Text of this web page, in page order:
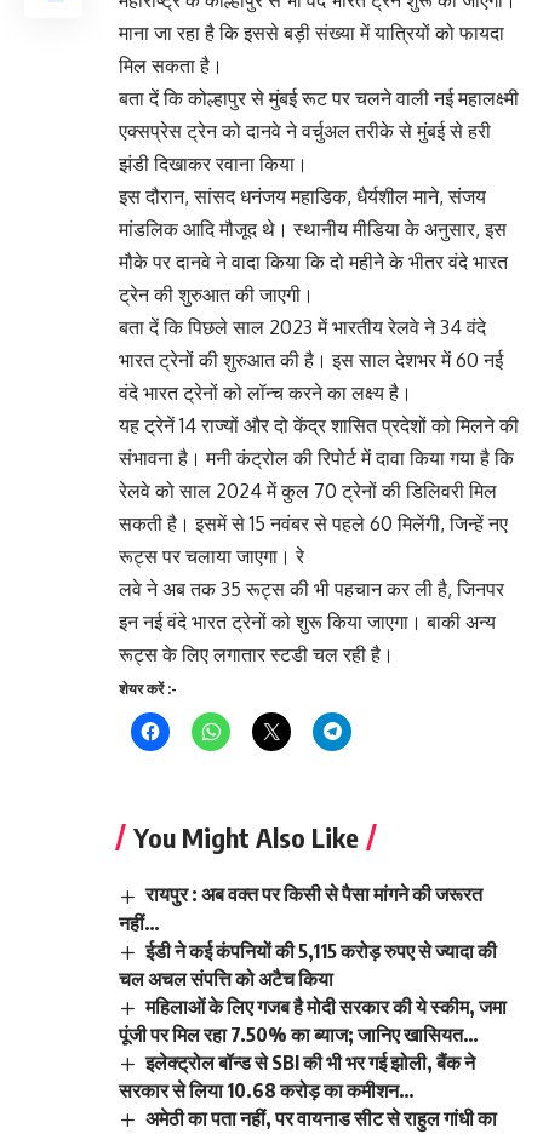
माना जा रहा है कि इससे बड़ी संख्या में यात्रियों को फायदा
मिल सकता है।
बता दें कि कोल्हापुर से मुंबई रूट पर चलने वाली नई महालक्ष्मी
एक्सप्रेस ट्रेन को दानवे ने वर्चुअल तरीके से मुंबई से हरी
झंडी दिखाकर रवाना किया।
इस दौरान, सांसद धनंजय महाडिक, धैर्यशील माने, संजय
मांडलिक आदि मौजूद थे। स्थानीय मीडिया के अनुसार, इस
मौके पर दानवे ने वादा किया कि दो महीने के भीतर वंदे भारत
ट्रेन की शुरुआत की जाएगी।
बता दें कि पिछले साल 2023 में भारतीय रेलवे ने 34 वंदे
भारत ट्रेनों की शुरुआत की है। इस साल देशभर में 60 नई
वंदे भारत ट्रेनों को लॉन्च करने का लक्ष्य है।
यह ट्रेनें 14 राज्यों और दो केंद्र शासित प्रदेशों को मिलने की
संभावना है। मनी कंट्रोल की रिपोर्ट में दावा किया गया है कि
रेलवे को साल 2024 में कुल 70 ट्रेनों की डिलिवरी मिल
सकती है। इसमें से 15 नवंबर से पहले 60 मिलेंगी, जिन्हें नए
रूट्स पर चलाया जाएगा। रे
लवे ने अब तक 35 रूट्स की भी पहचान कर ली है, जिनपर
इन नई वंदे भारत ट्रेनों को शुरू किया जाएगा। बाकी अन्य
रूट्स के लिए लगातार स्टडी चल रही है।
शेयर करें :-
You Might Also Like
रायपुर : अब वक्त पर किसी से पैसा मांगने की जरूरत
नहीं…
ईडी ने कई कंपनियों की 5,115 करोड़ रुपए से ज्यादा की
चल अचल संपत्ति को अटैच किया
महिलाओं के लिए गजब है मोदी सरकार की ये स्कीम, जमा
पूंजी पर मिल रहा 7.50% का ब्याज; जानिए खासियत…
इलेक्ट्रोल बॉन्ड से SBI की भी भर गई झोली, बैंक ने
सरकार से लिया 10.68 करोड़ का कमीशन…
अमेठी का पता नहीं, पर वायनाड सीट से राहुल गांधी का